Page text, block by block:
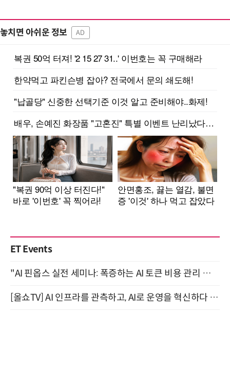
놓치면 아쉬운 정보 AD
ET Events
"AI 핀옵스 실전 세미나: 폭증하는 AI 토큰 비용 관리 전략" 8월 21일 개최
[올쇼TV] AI 인프라를 관측하고, AI로 운영을 혁신하다 (8월 11일 생방송)